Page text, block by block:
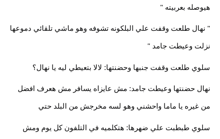
هيوصله بعربيته "
" نهال طلعت وقفت علي البلكونه تشوفه وهو ماشي تلقائي دموعها
نزلت وعيطت جامد "
سلوي طلعت وقفت جنبها وحضنتها: لالا بتعيطي ليه يا نهال؟
نهال حضنتها وعيطت جامد: مش عايزاه يسافر مش هعرف افضل
من غيره يا ماما واحشني وهو لسه مخرجش من البلد حتي
سلوي طبطبت علي ضهرها: هتكلميه في التلفون كل يوم ومش